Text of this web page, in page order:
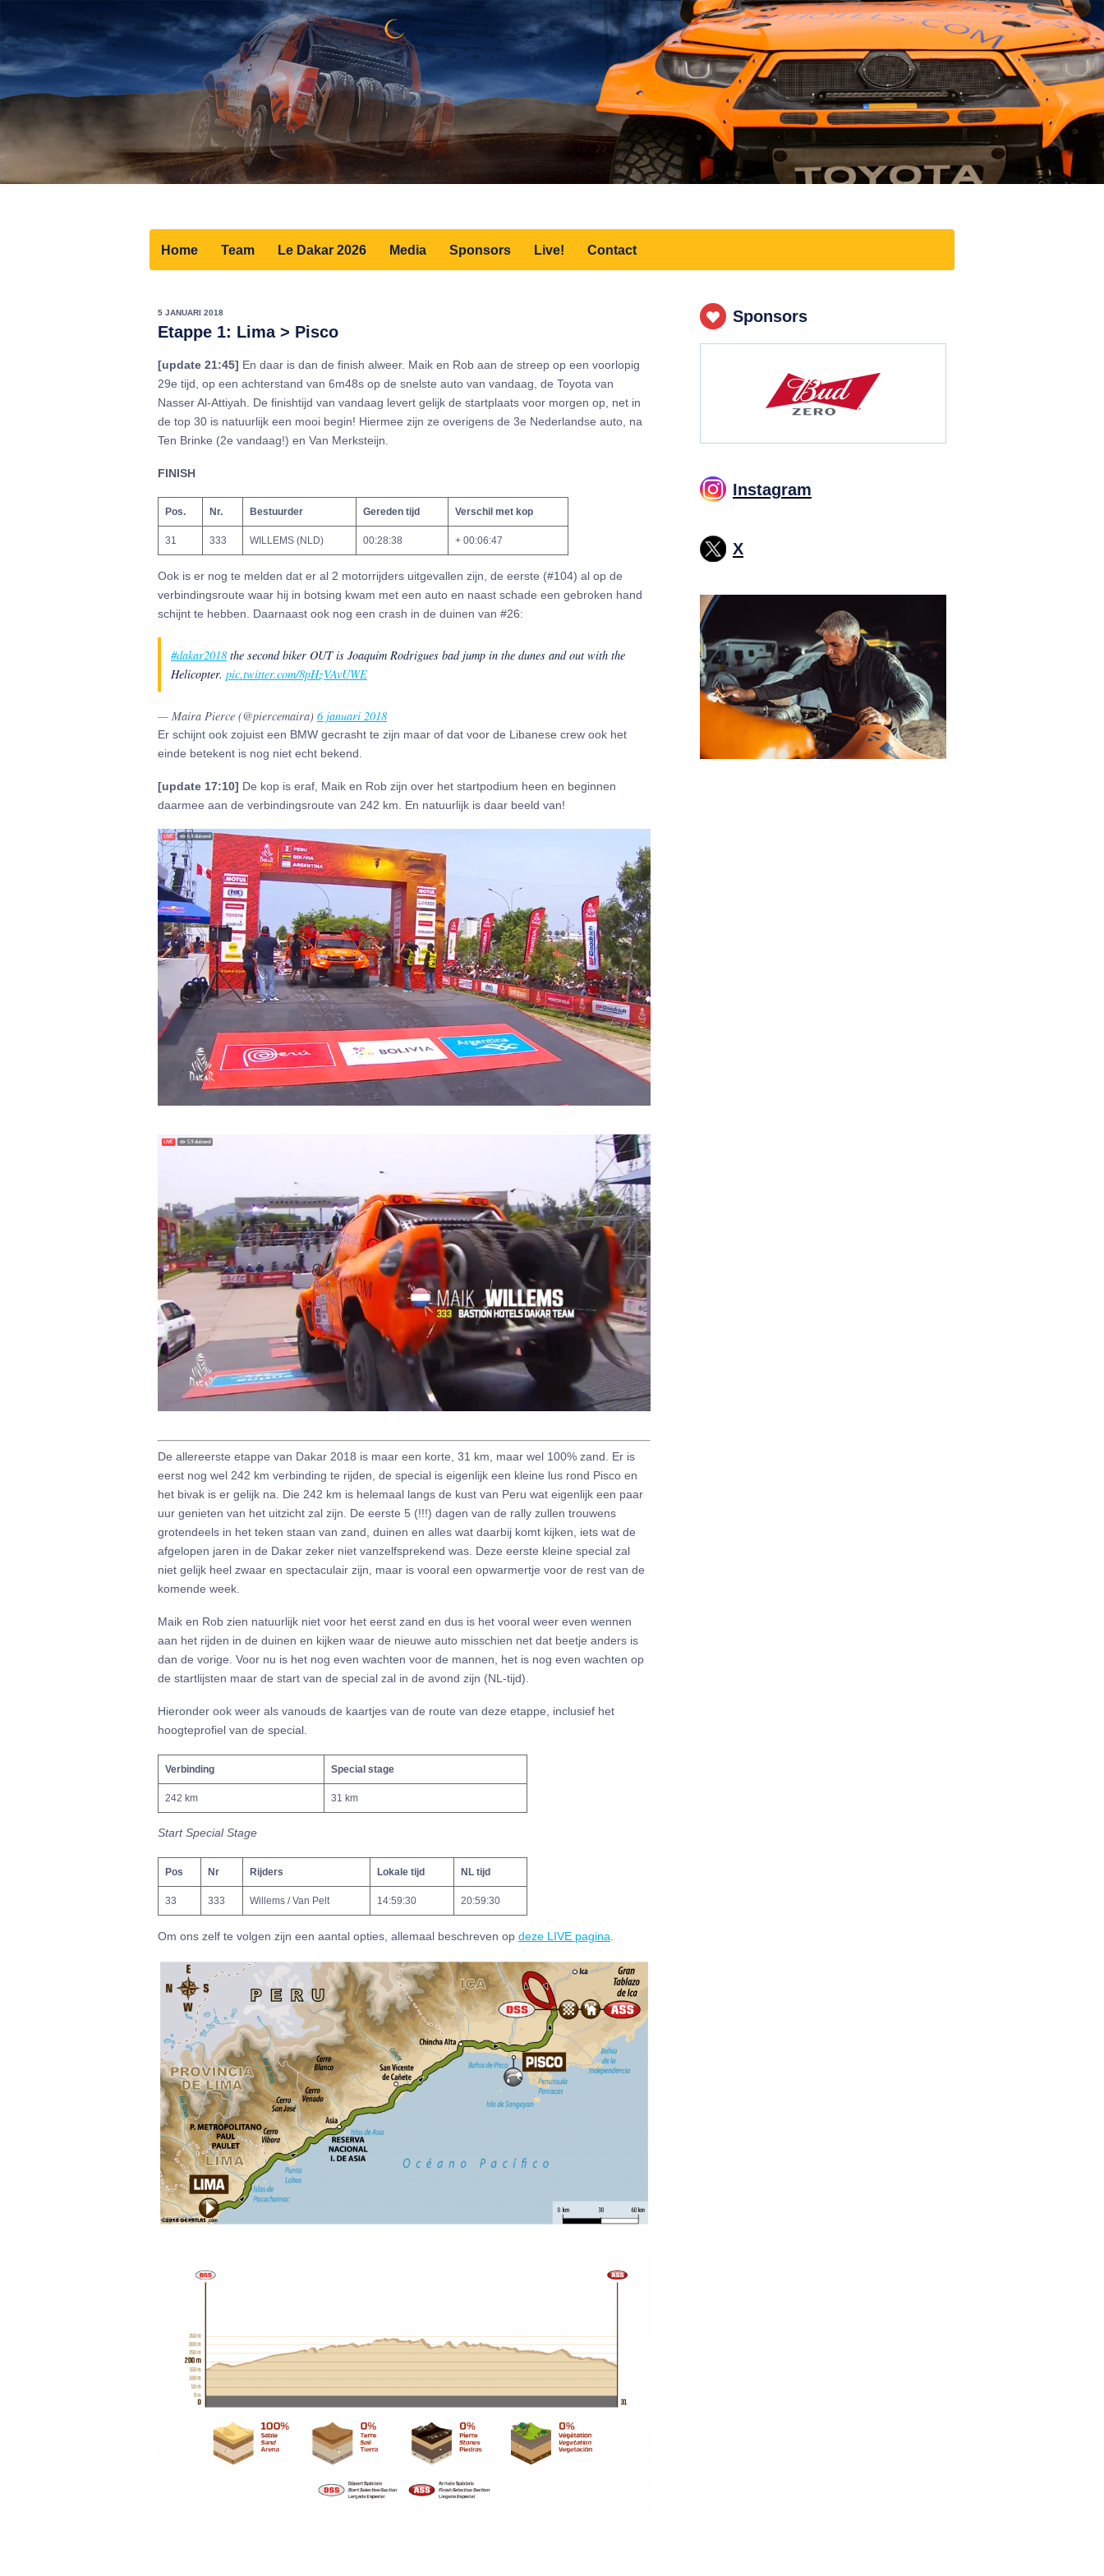
Home Team Le Dakar 2026 Media Sponsors Live! Contact
5 JANUARI 2018
Etappe 1: Lima > Pisco
[update 21:45] En daar is dan de finish alweer. Maik en Rob aan de streep op een voorlopig
29e tijd, op een achterstand van 6m48s op de snelste auto van vandaag, de Toyota van
Nasser Al-Attiyah. De finishtijd van vandaag levert gelijk de startplaats voor morgen op, net in
de top 30 is natuurlijk een mooi begin! Hiermee zijn ze overigens de 3e Nederlandse auto, na
Ten Brinke (2e vandaag!) en Van Merksteijn.
FINISH
Pos. Nr. Bestuurder Gereden tijd Verschil met kop
31 333 WILLEMS (NLD) 00:28:38 + 00:06:47
Ook is er nog te melden dat er al 2 motorrijders uitgevallen zijn, de eerste (#104) al op de
verbindingsroute waar hij in botsing kwam met een auto en naast schade een gebroken hand
schijnt te hebben. Daarnaast ook nog een crash in de duinen van #26:
#dakar2018 the second biker OUT is Joaquim Rodrigues bad jump in the dunes and out with the
Helicopter. pic.twitter.com/8pHzVAvUWE
— Maira Pierce (@piercemaira) 6 januari 2018
Er schijnt ook zojuist een BMW gecrasht te zijn maar of dat voor de Libanese crew ook het
einde betekent is nog niet echt bekend.
[update 17:10] De kop is eraf, Maik en Rob zijn over het startpodium heen en beginnen
daarmee aan de verbindingsroute van 242 km. En natuurlijk is daar beeld van!
De allereerste etappe van Dakar 2018 is maar een korte, 31 km, maar wel 100% zand. Er is
eerst nog wel 242 km verbinding te rijden, de special is eigenlijk een kleine lus rond Pisco en
het bivak is er gelijk na. Die 242 km is helemaal langs de kust van Peru wat eigenlijk een paar
uur genieten van het uitzicht zal zijn. De eerste 5 (!!!) dagen van de rally zullen trouwens
grotendeels in het teken staan van zand, duinen en alles wat daarbij komt kijken, iets wat de
afgelopen jaren in de Dakar zeker niet vanzelfsprekend was. Deze eerste kleine special zal
niet gelijk heel zwaar en spectaculair zijn, maar is vooral een opwarmertje voor de rest van de
komende week.
Maik en Rob zien natuurlijk niet voor het eerst zand en dus is het vooral weer even wennen
aan het rijden in de duinen en kijken waar de nieuwe auto misschien net dat beetje anders is
dan de vorige. Voor nu is het nog even wachten voor de mannen, het is nog even wachten op
de startlijsten maar de start van de special zal in de avond zijn (NL-tijd).
Hieronder ook weer als vanouds de kaartjes van de route van deze etappe, inclusief het
hoogteprofiel van de special.
Verbinding Special stage
242 km 31 km
Start Special Stage
Pos Nr Rijders Lokale tijd NL tijd
33 333 Willems / Van Pelt 14:59:30 20:59:30
Om ons zelf te volgen zijn een aantal opties, allemaal beschreven op deze LIVE pagina
Sponsors
Instagram
X